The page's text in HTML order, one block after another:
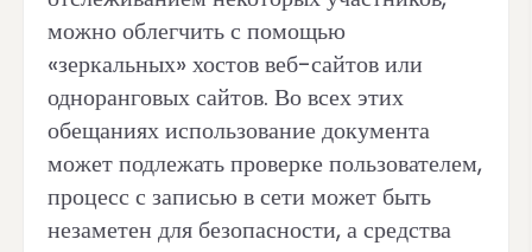
можно облегчить с помощью
«зеркальных» хостов веб-сайтов или
одноранговых сайтов. Во всех этих
обещаниях использование документа
может подлежать проверке пользователем,
процесс с записью в сети может быть
незаметен для безопасности, а средства